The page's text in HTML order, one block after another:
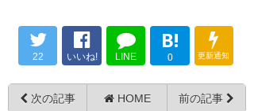
22 いいね! LINE
B!
0 更新通知
次の記事 HOME 前の記事